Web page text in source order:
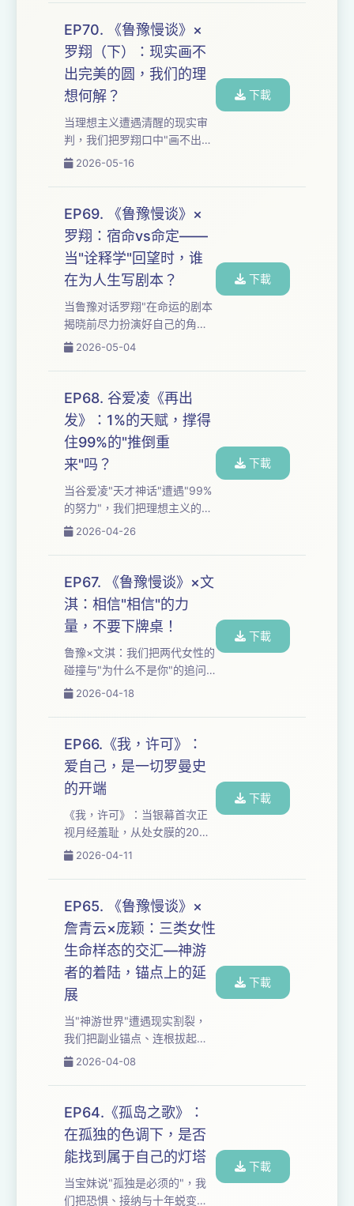
的平淡"到"降临式悲哀"的过程
觉醒，从"结果是虚无"到"用行
动把坚持变成对的选择"，我们
追问：当不确定性成为永恒常
态，"拥抱变革"是自我安慰还
是答案？在奥德赛时期持续划
你提前看到自己的未来，你还
会勇敢活下去吗？ 当命运把你
扔进10年的风暴里，你是被拖
EP70. 《鲁豫慢谈》×
罗翔（下）：现实画不
出完美的圆，我们的理
想何解？
当理想主义遭遇清醒的现实审
判，我们把罗翔口中"画不出的
完美的圆"与"警戒探索人性"的
情"的程序正义到"现实的理想
主义"重建，当两种好的价值观
互相冲突，我们还能相信公平
正义吗？ 从"对抗虚无的救命稻
草"到"自负比自卑更好"的文明
冲突，从"职业的正当性是一种
西弗斯，这些观点背后，我们
追问：当神圣使命沦为不择手
段的遮羞布，谦卑是美德还是
2026-05-16
下載
EP69. 《鲁豫慢谈》×
罗翔：宿命vs命定——
当"诠释学"回望时，谁
在为人生写剧本？
当鲁豫对话罗翔"在命运的剧本
揭晓前尽力扮演好自己的角
色"，我们把"宿命"与"命定"的
命运感，以及"面对命运盲猜未
必输给精挑细选"的洞察拆给你
听——从罗翔"被推着走"的小
城青年到鲁豫"不止一个高
峰"的坚持，当容错率不断收
窄，我们还能"我命由我"吗？
桥，"盲目又快乐"的青春特权
是莽撞还是答案？持续打破重
塑，是虚无还是自救？ 如果你
2026-05-04
下載
EP68. 谷爱凌《再出
发》：1%的天赋，撑得
住99%的"推倒重
来"吗？
当谷爱凌"天才神话"遭遇"99%
的努力"，我们把理想主义的代
价与"保护梦想式母爱"的托举
小时"到"跑步机上的5分钟哭
泣"，极致量化的心流真的能被
复制吗？ 从"一夜跌回11
岁"到"把不可能变成可能"，
从"压力是一种特权"到"烂泥里
也能开花"，我们追问：没有谷
爱凌的家世与容错率，普通人
续不断的做，是逃避还是答
案？ 如果你也在"量化心
2026-04-26
下載
EP67. 《鲁豫慢谈》×文
淇：相信"相信"的力
量，不要下牌桌！
鲁豫×文淇：我们把两代女性的
碰撞与"为什么不是你"的追问
拆给你听——从12岁吃冰淇淋
言，鲁豫如何用母性鼓励接住
文淇的"不配得感"？ 从"传奇的
悲剧色彩"到"持续不断的做"，
从理想主义的代价到盲目相信
的力量，我们剖开这场3小时对
谈的核心：当00后女演员遇上
高知主持人，女性帮助女性如
什么"不要下牌桌"成为最高光
的收束？ 如果你也在"成为崇敬
2026-04-18
下載
EP66.《我，许可》：
爱自己，是一切罗曼史
的开端
《我，许可》：当银幕首次正
视月经羞耻，从处女膜的20年
教化到鸭嘴钳的暴力，从阴道
决定"的追问，我们剖开女性医
疗、欲望与自我接纳的层层困
境：当层层许可剥夺主体
性，"睁眼那一刻爱自己"究竟
是逃避还是解法？ 如果你也
在"太胖不行太瘦不行"的规训
中窒息，按下播放——让耳朵
先接住那份"天赋与我，任性到
底"的宣言，把"别人告诉我什
么重要"的盲从，改写成"我许
可自己"的主体性觉醒。...
2026-04-11
下載
EP65. 《鲁豫慢谈》×
詹青云×庞颖：三类女性
生命样态的交汇—神游
者的着陆，锚点上的延
展
当"神游世界"遭遇现实割裂，
我们把副业锚点、连根拔起
与"意义找到我"的顿悟拆给你
气"的至暗时刻，到50岁"润物
细无声"的包裹。 从被充分爱着
的后盾安全感，到对陌生人好
奇却对亲密关系疏忽的悖论，
我们追问：容错率如何在割裂
中生长？多锚点生存是逃避还
是韧性？当"发现与发明自
2026-04-08
下載
EP64.《孤岛之歌》：
在孤独的色调下，是否
能找到属于自己的灯塔
当宝妹说"孤独是必须的"，我
们把恐惧、接纳与十年蜕变的
下載